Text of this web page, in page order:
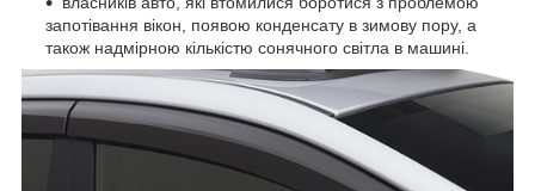
запотівання вікон, появою конденсату в зимову пору, а
також надмірною кількістю сонячного світла в машині.